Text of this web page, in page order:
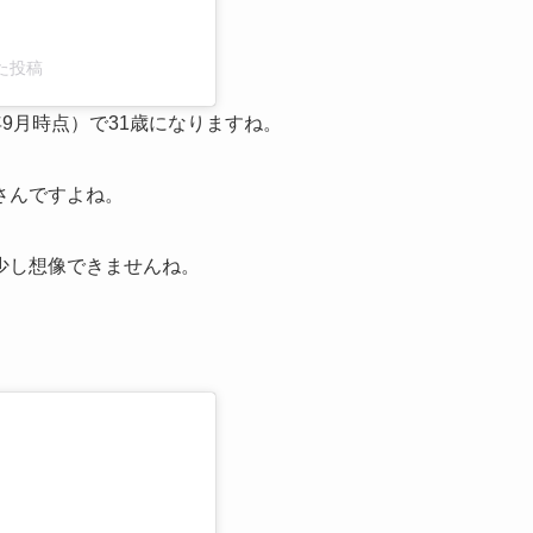
投稿
時点）で31歳になりますね。
ですよね。
想像できませんね。